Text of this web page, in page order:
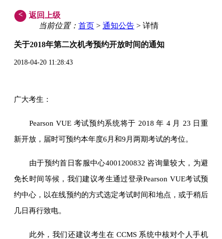
<
返回上级
当前位置： 首页 > 通知公告 > 详情
关于2018年第二次机考预约开放时间的通知
2018-04-20 11:28:43
广大考生：
Pearson VUE 考试预约系统将于 2018 年 4 月 23 日重
新开放，届时可预约本年度6月和9月两期考试的考位。
由于预约首日客服中心4001200832 咨询量较大，为避
免长时间等候，我们建议考生通过登录Pearson VUE考试预
约中心，以在线预约的方式选定考试时间和地点，或于稍后
几日再行致电。
此外，我们还建议考生在 CCMS 系统中核对个人手机